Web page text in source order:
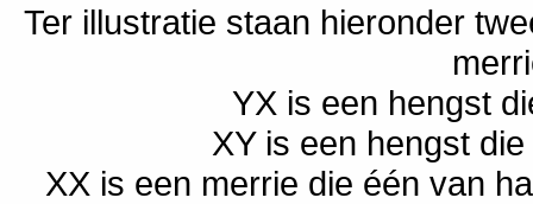
Ter illustratie staan hieronder
YX is een hengst
XY is een hengst
XX is een merrie die één van